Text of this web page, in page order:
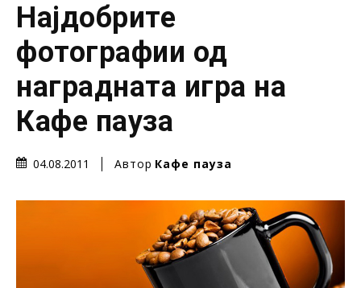
Најдобрите
фотографии од
наградната игра на
Кафе пауза
04.08.2011 Автор Кафе пауза